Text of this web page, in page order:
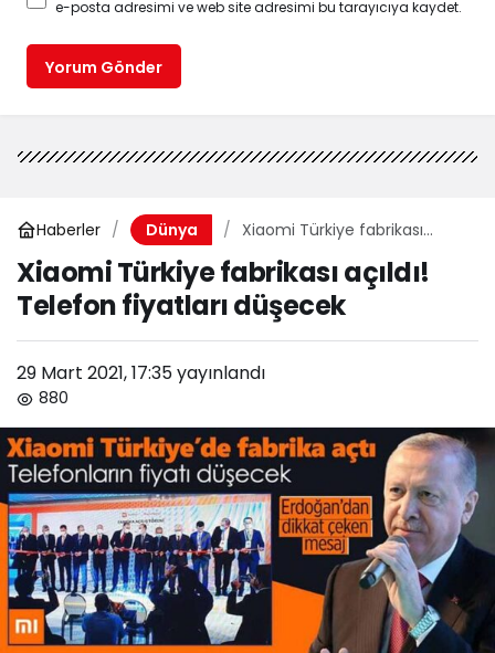
e-posta adresimi ve web site adresimi bu tarayıcıya kaydet.
Yorum Gönder
Haberler Dünya
Xiaomi Türkiye fabrikası
düşecek
Xiaomi Türkiye fabrikası açıldı!
Telefon fiyatları düşecek
29 Mart 2021, 17:35yayınlandı
880